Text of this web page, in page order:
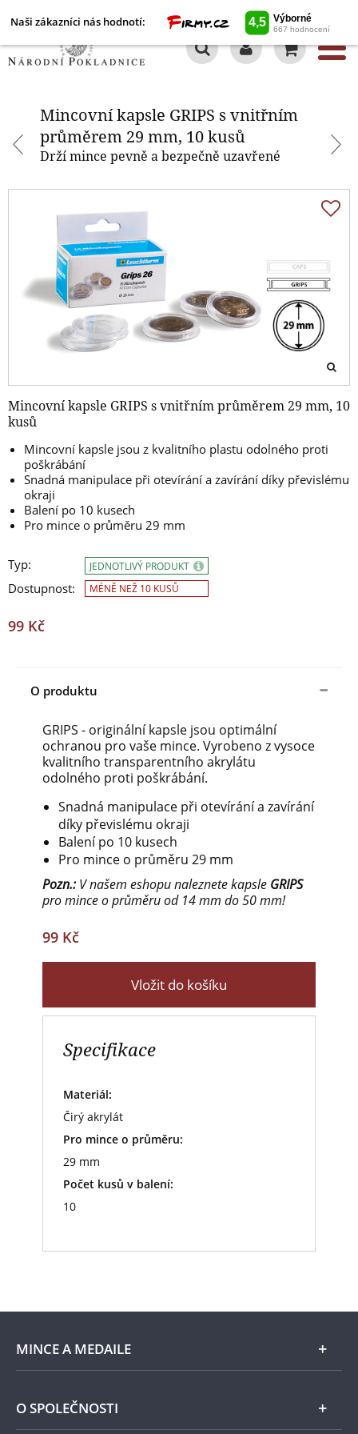
Naši zákazníci nás hodnotí:
Mincovní kapsle GRIPS s vnitřním
průměrem 29 mm, 10 kusů
Drží mince pevně a bezpečně uzavřené
Mincovní kapsle GRIPS s vnitřním průměrem 29 mm, 10
kusů
Mincovní kapsle jsou z kvalitního plastu odolného proti
poškrábání
Snadná manipulace při otevírání a zavírání díky převislému
okraji
Balení po 10 kusech
Pro mince o průměru 29 mm
Typ:
Dostupnost:
JEDNOTLIVÝ PRODUKT
MÉNĚ NEŽ 10 KUSŮ
99 Kč
O produktu
GRIPS - originální kapsle jsou optimální
ochranou pro vaše mince. Vyrobeno z vysoce
kvalitního transparentního akrylátu
odolného proti poškrábání.
Snadná manipulace při otevírání a zavírání
díky převislému okraji
Balení po 10 kusech
Pro mince o průměru 29 mm
Pozn.:V našem eshopu naleznete kapsle GRIPS
pro mince o průměru od 14 mm do 50 mm!
99 Kč
Vložit do košíku
Specifikace
Materiál:
Čirý akrylát
Pro mince o průměru:
29 mm
Počet kusů v balení:
10
Mincovní kapsle GRIPS s vnitřním
MINCE A MEDAILE
E-shop
O SPOLEČNOSTI